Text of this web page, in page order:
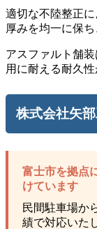
適切な不陸整正
厚みを均一に保
アスファルト舗
用に耐える耐久性
株式会社矢
富士市を拠点
けています
民間駐車場か
績で対応いた